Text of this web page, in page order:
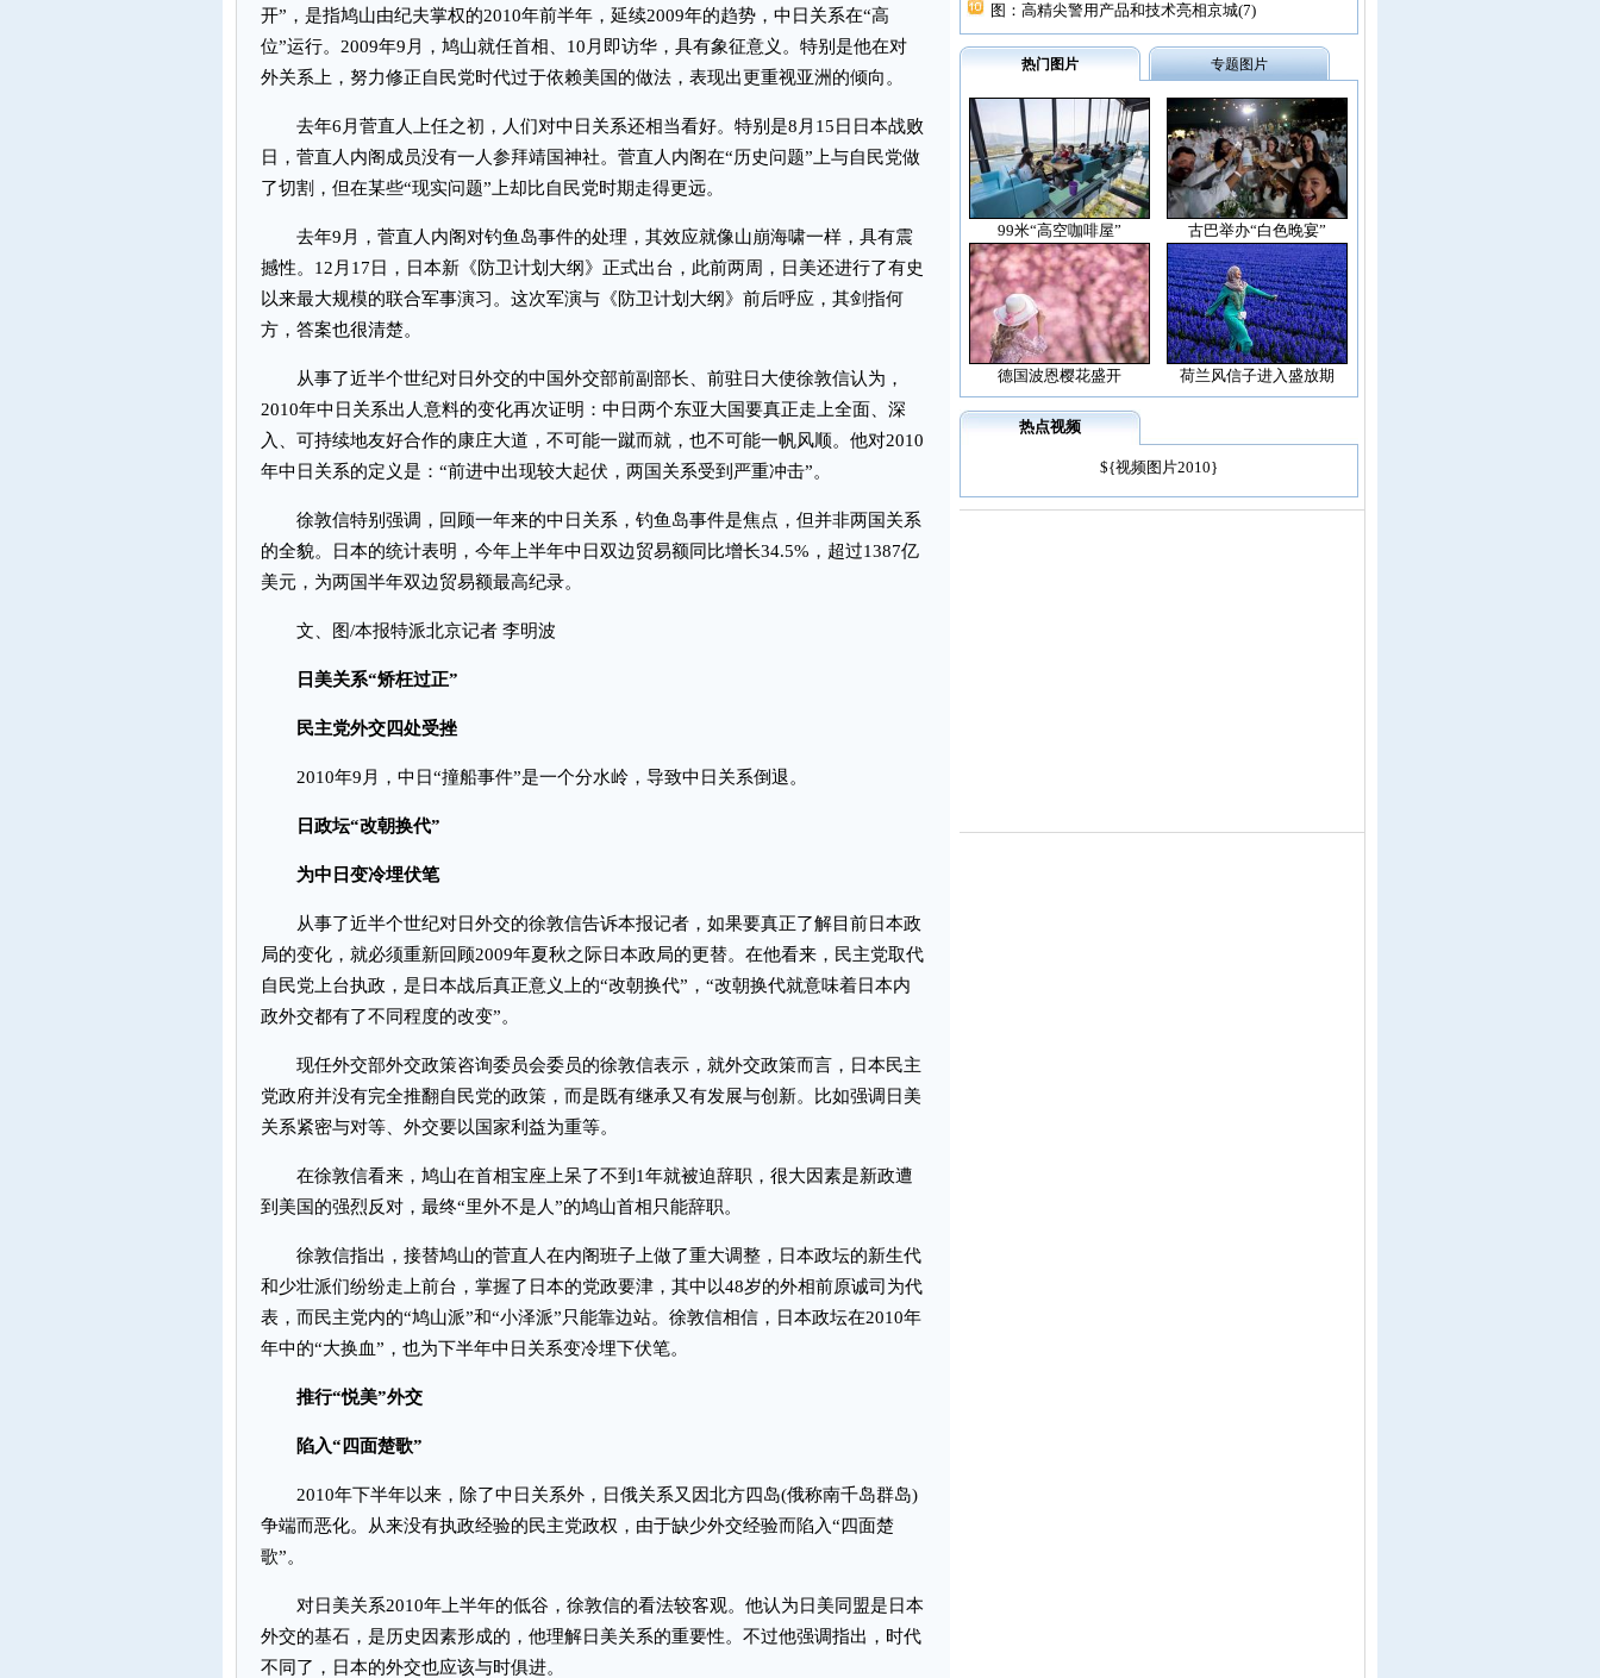
开”，是指鸠山由纪夫掌权的2010年前半年，延续2009年的趋势，中日关系在“高
位”运行。2009年9月，鸠山就任首相、10月即访华，具有象征意义。特别是他在对
外关系上，努力修正自民党时代过于依赖美国的做法，表现出更重视亚洲的倾向。
去年6月菅直人上任之初，人们对中日关系还相当看好。特别是8月15日日本战败
日，菅直人内阁成员没有一人参拜靖国神社。菅直人内阁在“历史问题”上与自民党做
了切割，但在某些“现实问题”上却比自民党时期走得更远。
去年9月，菅直人内阁对钓鱼岛事件的处理，其效应就像山崩海啸一样，具有震
撼性。12月17日，日本新《防卫计划大纲》正式出台，此前两周，日美还进行了有史
以来最大规模的联合军事演习。这次军演与《防卫计划大纲》前后呼应，其剑指何
方，答案也很清楚。
从事了近半个世纪对日外交的中国外交部前副部长、前驻日大使徐敦信认为，
2010年中日关系出人意料的变化再次证明：中日两个东亚大国要真正走上全面、深
入、可持续地友好合作的康庄大道，不可能一蹴而就，也不可能一帆风顺。他对2010
年中日关系的定义是：“前进中出现较大起伏，两国关系受到严重冲击”。
徐敦信特别强调，回顾一年来的中日关系，钓鱼岛事件是焦点，但并非两国关系
的全貌。日本的统计表明，今年上半年中日双边贸易额同比增长34.5%，超过1387亿
美元，为两国半年双边贸易额最高纪录。
文、图/本报特派北京记者 李明波
日美关系“矫枉过正”
民主党外交四处受挫
2010年9月，中日“撞船事件”是一个分水岭，导致中日关系倒退。
日政坛“改朝换代”
为中日变冷埋伏笔
从事了近半个世纪对日外交的徐敦信告诉本报记者，如果要真正了解目前日本政
局的变化，就必须重新回顾2009年夏秋之际日本政局的更替。在他看来，民主党取代
自民党上台执政，是日本战后真正意义上的“改朝换代”，“改朝换代就意味着日本内
政外交都有了不同程度的改变”。
现任外交部外交政策咨询委员会委员的徐敦信表示，就外交政策而言，日本民主
党政府并没有完全推翻自民党的政策，而是既有继承又有发展与创新。比如强调日美
关系紧密与对等、外交要以国家利益为重等。
在徐敦信看来，鸠山在首相宝座上呆了不到1年就被迫辞职，很大因素是新政遭
到美国的强烈反对，最终“里外不是人”的鸠山首相只能辞职。
徐敦信指出，接替鸠山的菅直人在内阁班子上做了重大调整，日本政坛的新生代
和少壮派们纷纷走上前台，掌握了日本的党政要津，其中以48岁的外相前原诚司为代
表，而民主党内的“鸠山派”和“小泽派”只能靠边站。徐敦信相信，日本政坛在2010年
年中的“大换血”，也为下半年中日关系变冷埋下伏笔。
推行“悦美”外交
陷入“四面楚歌”
2010年下半年以来，除了中日关系外，日俄关系又因北方四岛(俄称南千岛群岛)
争端而恶化。从来没有执政经验的民主党政权，由于缺少外交经验而陷入“四面楚
歌”。
对日美关系2010年上半年的低谷，徐敦信的看法较客观。他认为日美同盟是日本
外交的基石，是历史因素形成的，他理解日美关系的重要性。不过他强调指出，时代
不同了，日本的外交也应该与时俱进。
图：高精尖警用产品和技术亮相京城(7)
热门图片 专题图片
99米“高空咖啡屋” 古巴举办“白色晚宴”
德国波恩樱花盛开 荷兰风信子进入盛放期
热点视频
${视频图片2010}